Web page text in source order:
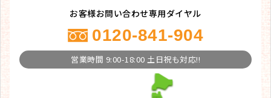
お客様お問い合わせ専用ダイヤル
0120-841-904
営業時間 9:00-18:00 土日祝も対応!!